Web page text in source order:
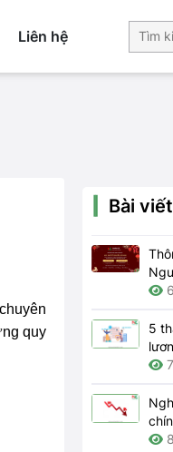
Liên hệ
quy
Bài
5